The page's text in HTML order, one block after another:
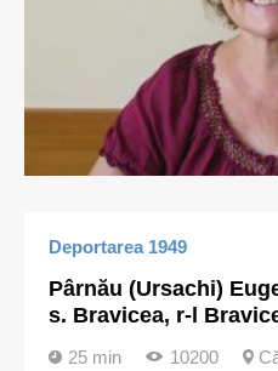
Deportarea 1949
Pârnău (Ursachi)
s. Bravicea, r-l
25 min 10200